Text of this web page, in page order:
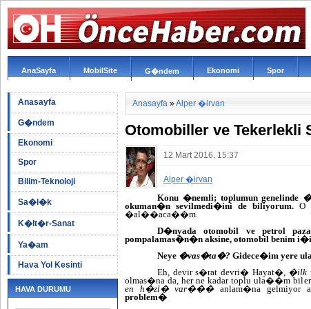
AnaSayfa MobilSite G�ndem Ekonomi Spor
Anasayfa
G�ndem
Ekonomi
Spor
Bilim-Teknoloji
Sa�l�k
K�lt�r-Sanat
Ya�am
Hava Yol Kesinti
HAVA DURUMU
Anasayfa »Alper �irvan
Otomobiller ve Tekerlekli
12 Mart 2016, 15:37
Alper �irvan
Konu �nemli; toplumun genelinde
okuman�n sevilmedi�ini de biliyorum. O
�al��aca��m.
D�nyada otomobil ve petrol
pompalamas�n�n aksine, otomobil benim
Neye �vas�ta�? Gidece�im yere
Eh, devir s�rat devri� Hayat�, �ilk
olmas�na da, her ne kadar toplu ula��m
en h�zl� var���anlam�na
problem�